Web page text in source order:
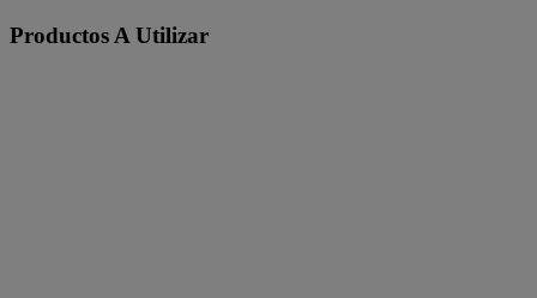
Productos A Utilizar